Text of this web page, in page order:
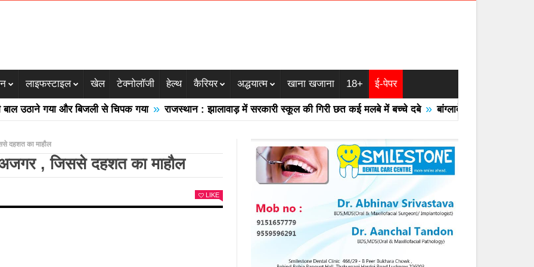
लाइफस्टाइल खेल टेक्नोलॉजी हेल्थ कैरियर अद्धयात्म खाना खजाना 18+ ई-पेपर
गया और बिजली से चिपक गया » राजस्थान : झालावाड़ में सरकारी स्कूल की गिरी छत कई मलबे में बच्चे दबे » बांग्लादेश का एयरफोर्स का F -7
दहशत का माहौल
, जिससे दहशत का माहौल
LIKE